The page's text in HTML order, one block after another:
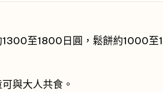
1300至1800日圓，鬆餅約1000至
與大人共食。